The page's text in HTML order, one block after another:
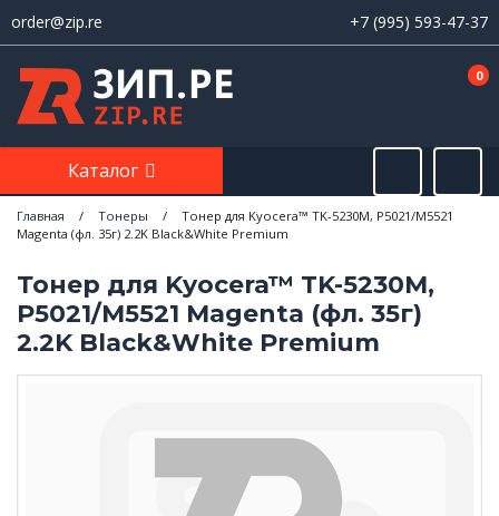
order@zip.re +7 (995) 593-47-37
0
Каталог
Главная / Тонеры /
Тонер для Kyocera™ TK-5230M, P5021/M5521
Magenta (фл. 35г) 2.2K Black&White Premium
Тонер для Kyocera™ TK-5230M,
P5021/M5521 Magenta (фл. 35г)
2.2K Black&White Premium